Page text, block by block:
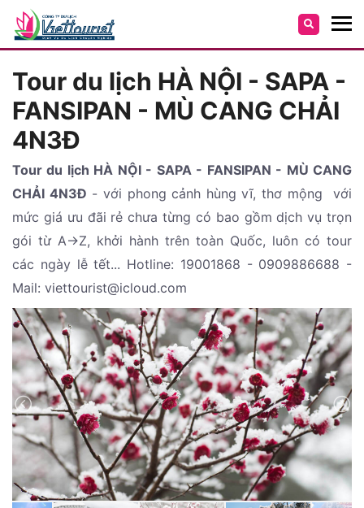
Tour du lịch HÀ NỘI - SAPA -
FANSIPAN - MÙ CANG CHẢI
4N3Đ
Tour du lịch HÀ NỘI - SAPA - FANSIPAN - MÙ CANG
CHẢI 4N3Đ - với phong cảnh hùng vĩ, thơ mộng với
mức giá ưu đãi rẻ chưa từng có bao gồm dịch vụ trọn
gói từ A->Z, khởi hành trên toàn Quốc, luôn có tour
các ngày lễ tết... Hotline: 19001868 - 0909886688 -
Mail: viettourist@icloud.com